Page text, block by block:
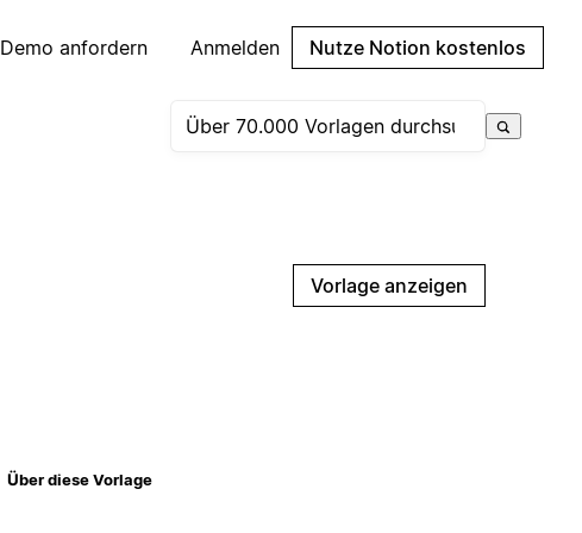
Demo anfordern Anmelden Nutze Notion kostenlos
Vorlage anzeigen
Über diese Vorlage